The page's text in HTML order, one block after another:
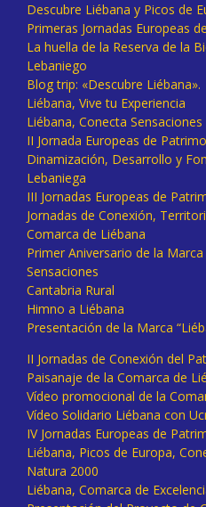
Descubre Liébana y Picos de
Primeras Jornadas Europeas
La huella de la Reserva de la
Lebaniego
Blog trip: «Descubre Liébana».
Liébana, Vive tu Experiencia
Liébana, Conecta Sensaciones
II Jornada Europeas de
Dinamización, Desarrollo y
Lebaniega
III Jornadas Europeas de
Jornadas de Conexión,
Comarca de Liébana
Primer Aniversario de la
Sensaciones
Cantabria Rural
Himno a Liébana
Presentación de la Marca
II Jornadas de Conexión del
Paisanaje de la Comarca de
Vídeo promocional de la
Vídeo Solidario Liébana con
IV Jornadas Europeas de
Liébana, Picos de Europa,
Natura 2000
Liébana, Comarca de